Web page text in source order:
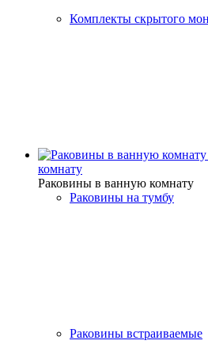
Комплекты скрытого
комнату
Раковины в ванную комнату
Раковины на тумбу
Раковины встраиваемые